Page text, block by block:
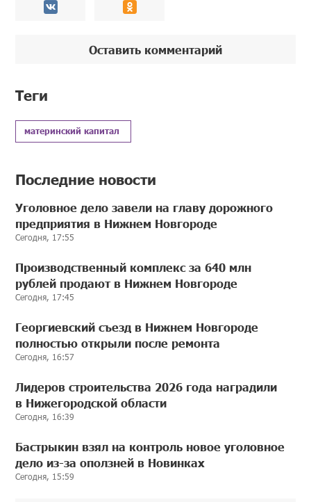
Оставить комментарий
Теги
материнский капитал
Последние новости
Уголовное дело завели на главу дорожного
предприятия в Нижнем Новгороде
Сегодня, 17:55
Производственный комплекс за 640 млн
рублей продают в Нижнем Новгороде
Сегодня, 17:45
Георгиевский съезд в Нижнем Новгороде
полностью открыли после ремонта
Сегодня, 16:57
Лидеров строительства 2026 года наградили
в Нижегородской области
Сегодня, 16:39
Бастрыкин взял на контроль новое уголовное
дело из-за оползней в Новинках
Сегодня, 15:59